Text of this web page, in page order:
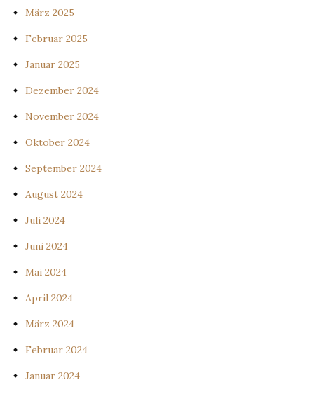
März 2025
Februar 2025
Januar 2025
Dezember 2024
November 2024
Oktober 2024
September 2024
August 2024
Juli 2024
Juni 2024
Mai 2024
April 2024
März 2024
Februar 2024
Januar 2024